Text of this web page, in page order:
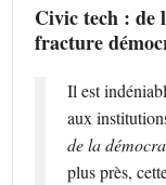
Civic tech : de
fracture
Il est
aux
de la
plus près,